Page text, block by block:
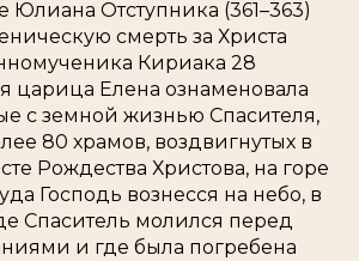
Юлиана Отступника (361–363)
смерть за Христа
Кириака 28
царица Елена ознаменовала
с земной жизнью Спасителя,
80 храмов, воздвигнутых в
Рождества Христова, на горе
Господь вознесся на небо, в
Спаситель молился перед
и где была погребена